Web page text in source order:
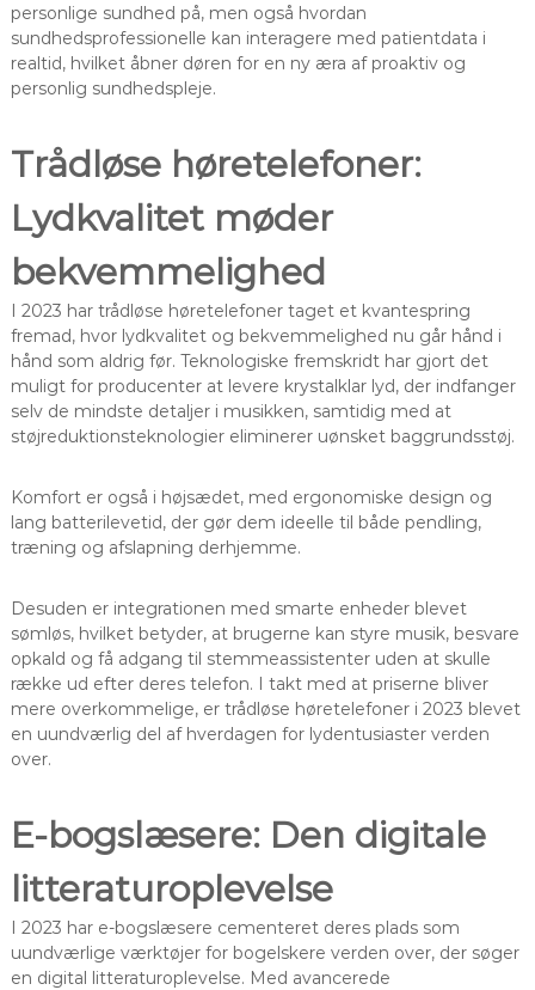
personlige sundhed på, men også hvordan
sundhedsprofessionelle kan interagere med patientdata i
realtid, hvilket åbner døren for en ny æra af proaktiv og
personlig sundhedspleje.
Trådløse høretelefoner:
Lydkvalitet møder
bekvemmelighed
I 2023 har trådløse høretelefoner taget et kvantespring
fremad, hvor lydkvalitet og bekvemmelighed nu går hånd i
hånd som aldrig før. Teknologiske fremskridt har gjort det
muligt for producenter at levere krystalklar lyd, der indfanger
selv de mindste detaljer i musikken, samtidig med at
støjreduktionsteknologier eliminerer uønsket baggrundsstøj.
Komfort er også i højsædet, med ergonomiske design og
lang batterilevetid, der gør dem ideelle til både pendling,
træning og afslapning derhjemme.
Desuden er integrationen med smarte enheder blevet
sømløs, hvilket betyder, at brugerne kan styre musik, besvare
opkald og få adgang til stemmeassistenter uden at skulle
række ud efter deres telefon. I takt med at priserne bliver
mere overkommelige, er trådløse høretelefoner i 2023 blevet
en uundværlig del af hverdagen for lydentusiaster verden
over.
E-bogslæsere: Den digitale
litteraturoplevelse
I 2023 har e-bogslæsere cementeret deres plads som
uundværlige værktøjer for bogelskere verden over, der søger
en digital litteraturoplevelse. Med avancerede